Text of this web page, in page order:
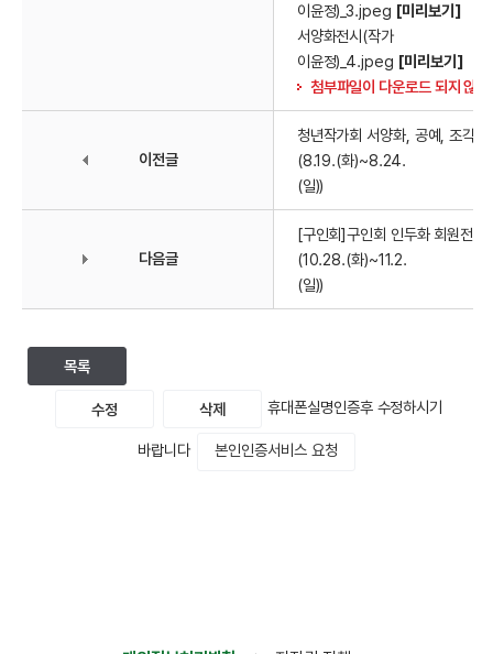
이윤정)_3.jpeg [미리보기]
서양화전시(작가
이윤정)_4.jpeg [미리보기]
첨부파일이 다운로드 되지 않을
이전글
청년작가회 서양화, 공예, 조각
(8.19.(화)~8.24.
(일))
다음글
[구인회]구인회 인두화 회원전
(10.28.(화)~11.2.
(일))
목록
수정 삭제 휴대폰실명인증후 수정하시기
바랍니다 본인인증서비스 요청